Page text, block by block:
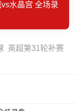
水晶宫 全场录
英超第31轮补赛